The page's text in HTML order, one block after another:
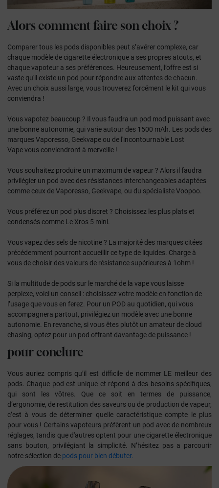
Alors comment faire son choix ?
Comparer tous les pods disponibles peut s’avérer complexe, car
chaque modèle de cigarette électronique a ses propres atouts, et
chaque vapoteur a ses préférences. Heureusement, l’offre est si
vaste qu'il existe un pod pour répondre aux attentes de chacun.
Avec un choix aussi large, vous trouverez forcément le kit qui vous
conviendra !
Vous vapotez beaucoup ? Il vous faudra un pod mod puissant avec
une bonne autonomie, qui varie autour des 1500 mAh. Les pods des
marques Vaporesso, Geekvape ou de l'incontournable Lost
Vape vous conviendront à merveille !
Vous souhaitez produire un maximum de vapeur ? Alors il faudra
privilégier un pod avec des résistances interchangeables adaptées
comme ceux de Vaporesso, Geekvape, ou du spécialiste Voopoo.
Vous préférez un pod plus discret ? Choisissez les plus plats et
condensés comme Le Xros 5 mini.
Vous vapez des sels de nicotine ? La majorité des marques citées
précédemment pourront accueillir ce type de liquides. Charge à
vous de choisir des valeurs de résistance supérieures à 1ohm !
Si la multitude de pods sur le marché de la vape vous laisse
perplexe, voici un conseil : choisissez votre modèle en fonction de
l’usage que vous en ferez. Pour un POD au quotidien, qui vous
accompagnera partout, privilégiez un modèle avec une bonne
autonomie. En revanche, si vous êtes plutôt un amateur de cloud
chasing, optez pour un pod offrant davantage de puissance !
pour conclure
Vous auriez compris qu’il est difficile de nommer LE meilleur des
pods. Chaque pod est unique et répond à des besoins spécifiques,
qui sont les vôtres. Que ce soit en termes de puissance,
d’ergonomie, de restitution des saveurs ou de production de vapeur,
c’est à vous de déterminer quelle caractéristique compte le plus
pour vous ! Certains vapoteurs préfèrent un pod avec de nombreux
réglages, tandis que d'autres optent pour une cigarette électronique
sans bouton, privilégiant la simplicité. N’hésitez pas a parcourir
notre sélection de pods pour bien débuter.